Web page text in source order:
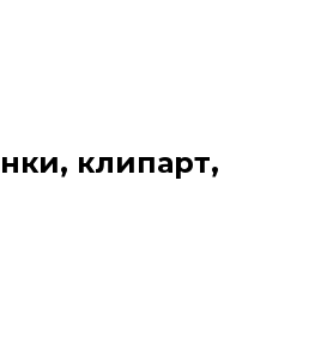
клипарт,